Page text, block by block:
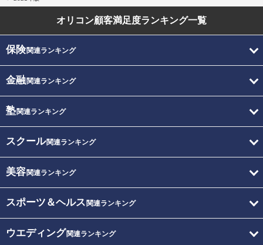
オリコン顧客満足度ランキング一覧
保険関連ランキング
金融関連ランキング
塾関連ランキング
スクール関連ランキング
美容関連ランキング
スポーツ＆ヘルス 関連ランキング
ウエディング関連ランキング